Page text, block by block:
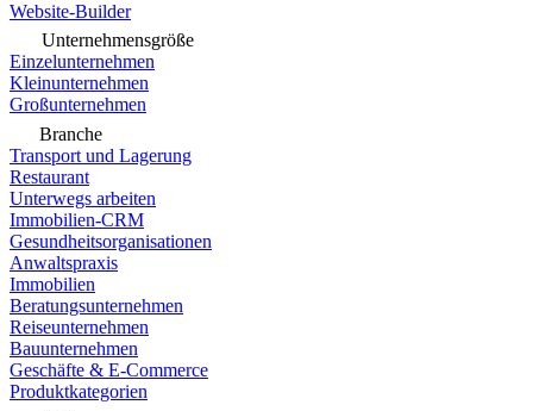
Website-Builder
Unternehmensgröße
Einzelunternehmen
Kleinunternehmen
Großunternehmen
Branche
Transport und Lagerung
Restaurant
Unterwegs arbeiten
Immobilien-CRM
Gesundheitsorganisationen
Anwaltspraxis
Immobilien
Beratungsunternehmen
Reiseunternehmen
Bauunternehmen
Geschäfte & E-Commerce
Produktkategorien